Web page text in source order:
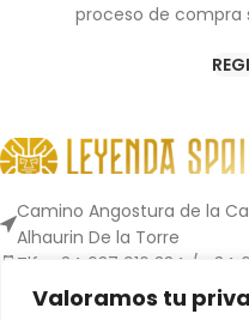
Valoramos tu
proceso de compra
Camino Angostura de la
Alhaurin De la Torre
Tlf.: +34 637 916 334 / +34
info@leyendaspain.com